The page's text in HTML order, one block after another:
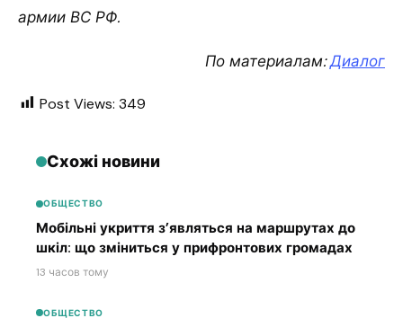
армии ВС РФ.
По материалам:Диалог
Post Views: 349
Схожі новини
ОБЩЕСТВО
Мобільні укриття з’являться на маршрутах до
шкіл: що зміниться у прифронтових громадах
13 часов тому
ОБЩЕСТВО